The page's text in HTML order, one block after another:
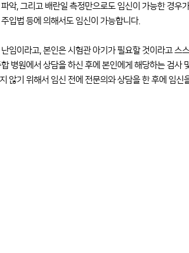
악, 그리고 배란일 측정만으로도 임신이 가능한 경우
입법 등에 의해서도 임신이 가능합니다.
임이라고, 본인은 시험관 아기가 필요할 것이라고 스
병원에서 상담을 하신 후에 본인에게 해당하는 검사
않기 위해서 임신 전에 전문의와 상담을 한 후에 임신